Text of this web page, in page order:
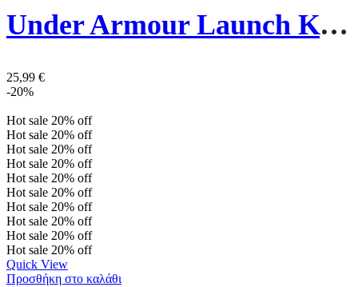
Under Armour Launch Καπέλο Visor 1383480-001 Μαύρο
25,99 €
-20%
Hot sale 20% off
Hot sale 20% off
Hot sale 20% off
Hot sale 20% off
Hot sale 20% off
Hot sale 20% off
Hot sale 20% off
Hot sale 20% off
Hot sale 20% off
Hot sale 20% off
Quick View
Προσθήκη στο καλάθι